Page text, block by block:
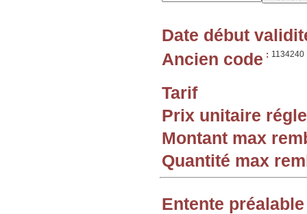
Date début
Ancien code : 1134240
Tarif
Prix unitaire
Montant max
Quantité max
Entente préalable